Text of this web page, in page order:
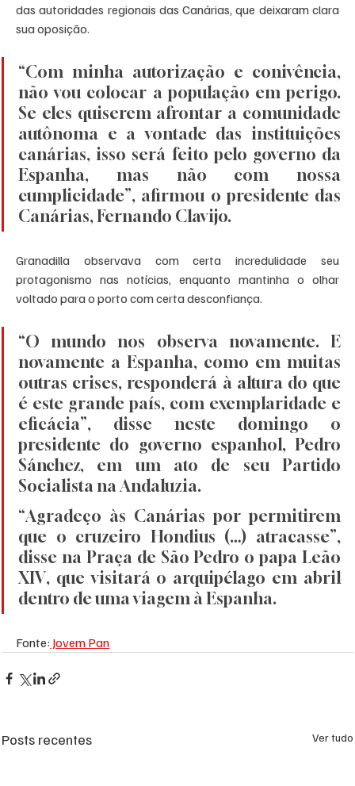
das autoridades regionais das Canárias, que deixaram clara
sua oposição.
“Com minha autorização e conivência,
não vou colocar a população em perigo.
Se eles quiserem afrontar a comunidade
autônoma e a vontade das instituições
canárias, isso será feito pelo governo da
Espanha, mas não com nossa
cumplicidade”, afirmou o presidente das
Canárias, Fernando Clavijo.
Granadilla observava com certa incredulidade seu
protagonismo nas notícias, enquanto mantinha o olhar
voltado para o porto com certa desconfiança.
“O mundo nos observa novamente. E
novamente a Espanha, como em muitas
outras crises, responderá à altura do que
é este grande país, com exemplaridade e
eficácia”, disse neste domingo o
presidente do governo espanhol, Pedro
Sánchez, em um ato de seu Partido
Socialista na Andaluzia.
“Agradeço às Canárias por permitirem
que o cruzeiro Hondius (…) atracasse”,
disse na Praça de São Pedro o papa Leão
XIV, que visitará o arquipélago em abril
dentro de uma viagem à Espanha.
Fonte: Jovem Pan
Posts recentes Ver tudo